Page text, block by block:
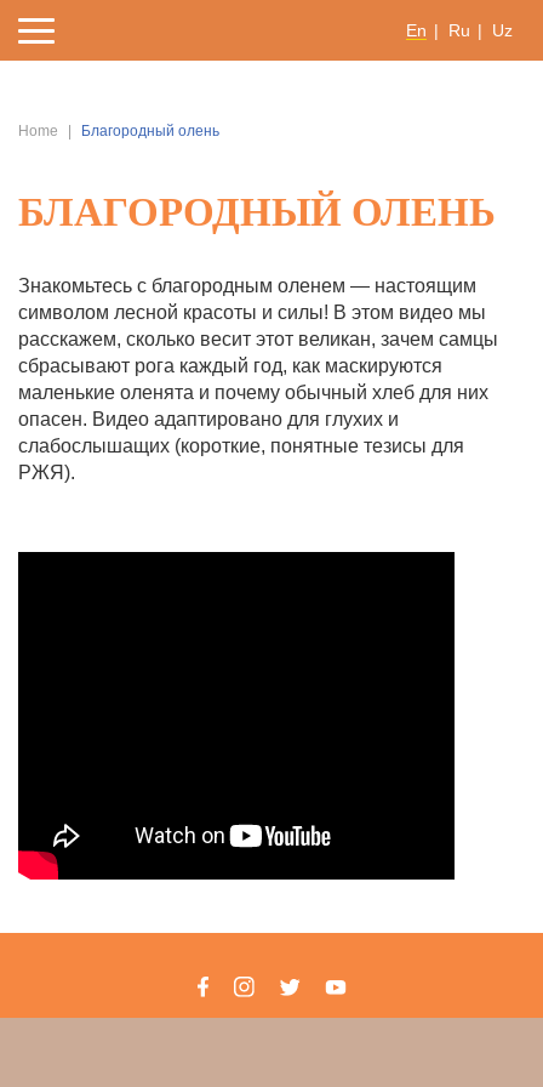
En Ru Uz
Home Благородный олень
БЛАГОРОДНЫЙ ОЛЕНЬ
Знакомьтесь с благородным оленем — настоящим
символом лесной красоты и силы! В этом видео мы
расскажем, сколько весит этот великан, зачем самцы
сбрасывают рога каждый год, как маскируются
маленькие оленята и почему обычный хлеб для них
опасен. Видео адаптировано для глухих и
слабослышащих (короткие, понятные тезисы для
РЖЯ).